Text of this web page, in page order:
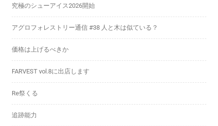
究極のシューアイス2026開始
アグロフォレストリー通信 #38 人と木は似ている？
価格は上げるべきか
FARVEST vol.8に出店します
Re祭くる
追跡能力